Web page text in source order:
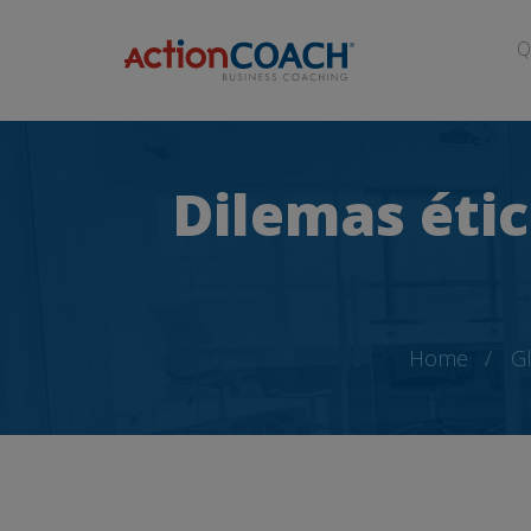
Dilemas
Home